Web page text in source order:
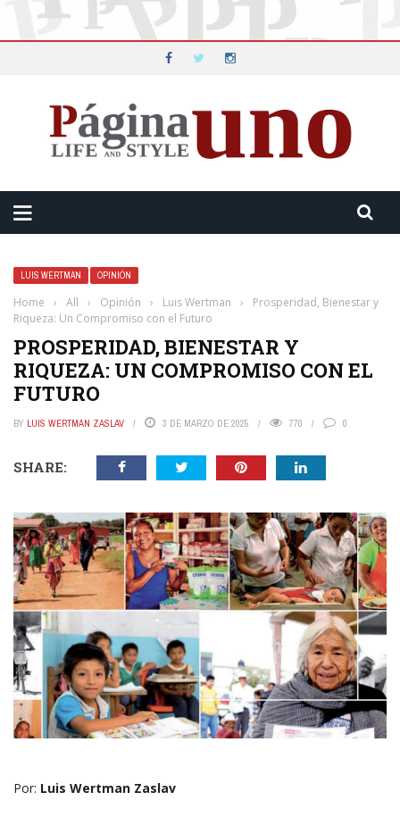
LUIS WERTMAN OPINIÓN
Home › All › Opinión › Luis Wertman ›
Prosperidad, Bienestar y
Riqueza: Un Compromiso con el Futuro
PROSPERIDAD, BIENESTAR Y
RIQUEZA: UN COMPROMISO CON EL
FUTURO
BY LUIS WERTMAN ZASLAV 3 DE MARZO DE 2025 770 0
SHARE:
Por: Luis Wertman Zaslav